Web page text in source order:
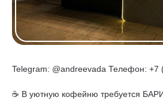
Telegram: @andreevada Телефон: +7
☕ В уютную кофейню требуется